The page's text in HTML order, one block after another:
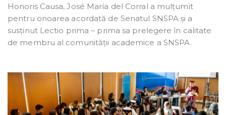
Honoris Causa, José María del Corral a mulțumit
pentru onoarea acordată de Senatul SNSPA și a
susținut Lectio prima – prima sa prelegere în calitate
de membru al comunității academice a SNSPA.